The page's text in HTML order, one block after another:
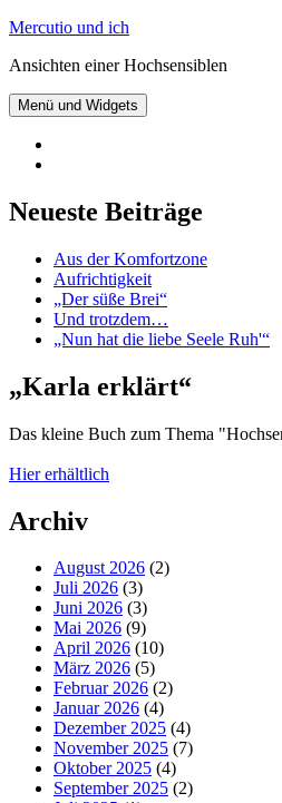
Zum
springen
Mercutio und ich
Ansichten einer Hochsensiblen
Menü und Widgets
Neueste Beiträge
Aus der Komfortzone
Aufrichtigkeit
„Der süße Brei“
Und trotzdem…
„Nun hat die liebe Seele Ruh'“
„Karla erklärt“
Das kleine Buch zum Thema
Hier erhältlich
Archiv
August 2026 (2)
Juli 2026 (3)
Juni 2026 (3)
Mai 2026 (9)
April 2026 (10)
März 2026 (5)
Februar 2026 (2)
Januar 2026 (4)
Dezember 2025 (4)
November 2025 (7)
Oktober 2025 (4)
September 2025 (2)